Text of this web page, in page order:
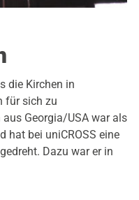
die Kirchen in
für sich zu
Georgia/USA war als
hat bei uniCROSS eine
Dazu war er in